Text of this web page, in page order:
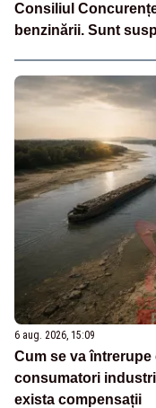
Consiliul
benzinării. Sunt
6 aug. 2026, 15:09
Cum se va
consumatori
exista compensații